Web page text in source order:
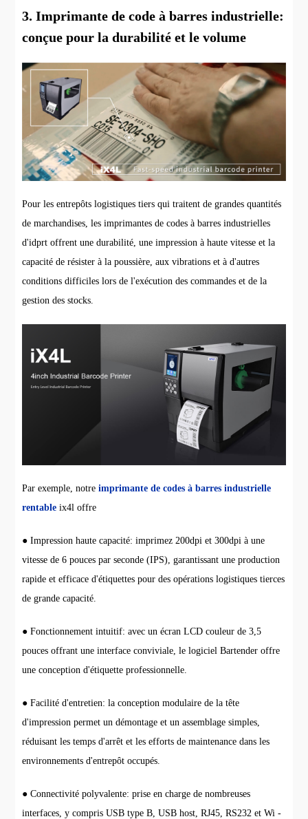
3. Imprimante de code à barres industrielle:
conçue pour la durabilité et le volume
Pour les entrepôts logistiques tiers qui traitent de grandes quantités
de marchandises, les imprimantes de codes à barres industrielles
d'idprt offrent une durabilité, une impression à haute vitesse et la
capacité de résister à la poussière, aux vibrations et à d'autres
conditions difficiles lors de l'exécution des commandes et de la
gestion des stocks.
Par exemple, notreimprimante de codes à barres industrielle
rentable ix4l offre
● Impression haute capacité: imprimez 200dpi et 300dpi à une
vitesse de 6 pouces par seconde (IPS), garantissant une production
rapide et efficace d'étiquettes pour des opérations logistiques tierces
de grande capacité.
● Fonctionnement intuitif: avec un écran LCD couleur de 3,5
pouces offrant une interface conviviale, le logiciel Bartender offre
une conception d'étiquette professionnelle.
● Facilité d'entretien: la conception modulaire de la tête
d'impression permet un démontage et un assemblage simples,
réduisant les temps d'arrêt et les efforts de maintenance dans les
environnements d'entrepôt occupés.
● Connectivité polyvalente: prise en charge de nombreuses
interfaces, y compris USB type B, USB host, RJ45, RS232 et Wi -